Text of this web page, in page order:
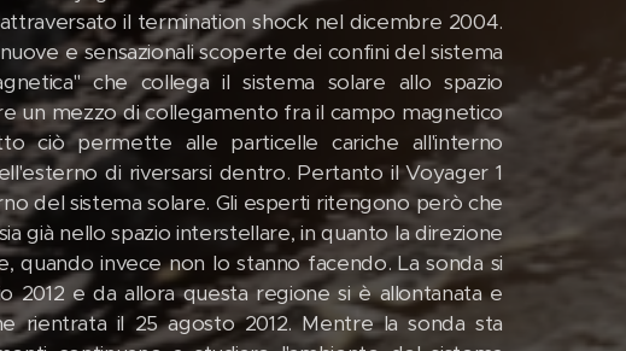
il termination shock nel dicembre 2004.
e sensazionali scoperte dei confini del sistema
che collega il sistema solare allo spazio
un mezzo di collegamento fra il campo magnetico
ciò permette alle particelle cariche all'interno
di riversarsi dentro. Pertanto il Voyager 1
del sistema solare. Gli esperti ritengono però che
già nello spazio interstellare, in quanto la direzione
invece non lo stanno facendo. La sonda si
2012 e da allora questa regione si è allontanata e
rientrata il 25 agosto 2012. Mentre la sonda sta